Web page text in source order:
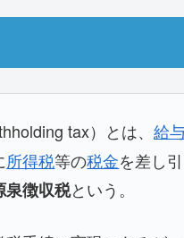
tax）とは、給
所得税等の税金を差し
泉徴収税という。